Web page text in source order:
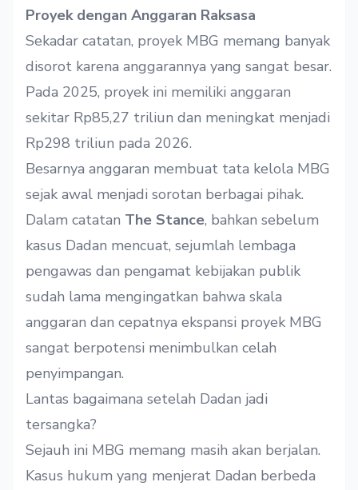
Proyek dengan Anggaran Raksasa
Sekadar catatan, proyek MBG memang banyak
disorot karena anggarannya yang sangat besar.
Pada 2025, proyek ini memiliki anggaran
sekitar Rp85,27 triliun dan meningkat menjadi
Rp298 triliun pada 2026.
Besarnya anggaran membuat tata kelola MBG
sejak awal menjadi sorotan berbagai pihak.
Dalam catatan The Stance, bahkan sebelum
kasus Dadan mencuat, sejumlah lembaga
pengawas dan pengamat kebijakan publik
sudah lama mengingatkan bahwa skala
anggaran dan cepatnya ekspansi proyek MBG
sangat berpotensi menimbulkan celah
penyimpangan.
Lantas bagaimana setelah Dadan jadi
tersangka?
Sejauh ini MBG memang masih akan berjalan.
Kasus hukum yang menjerat Dadan berbeda